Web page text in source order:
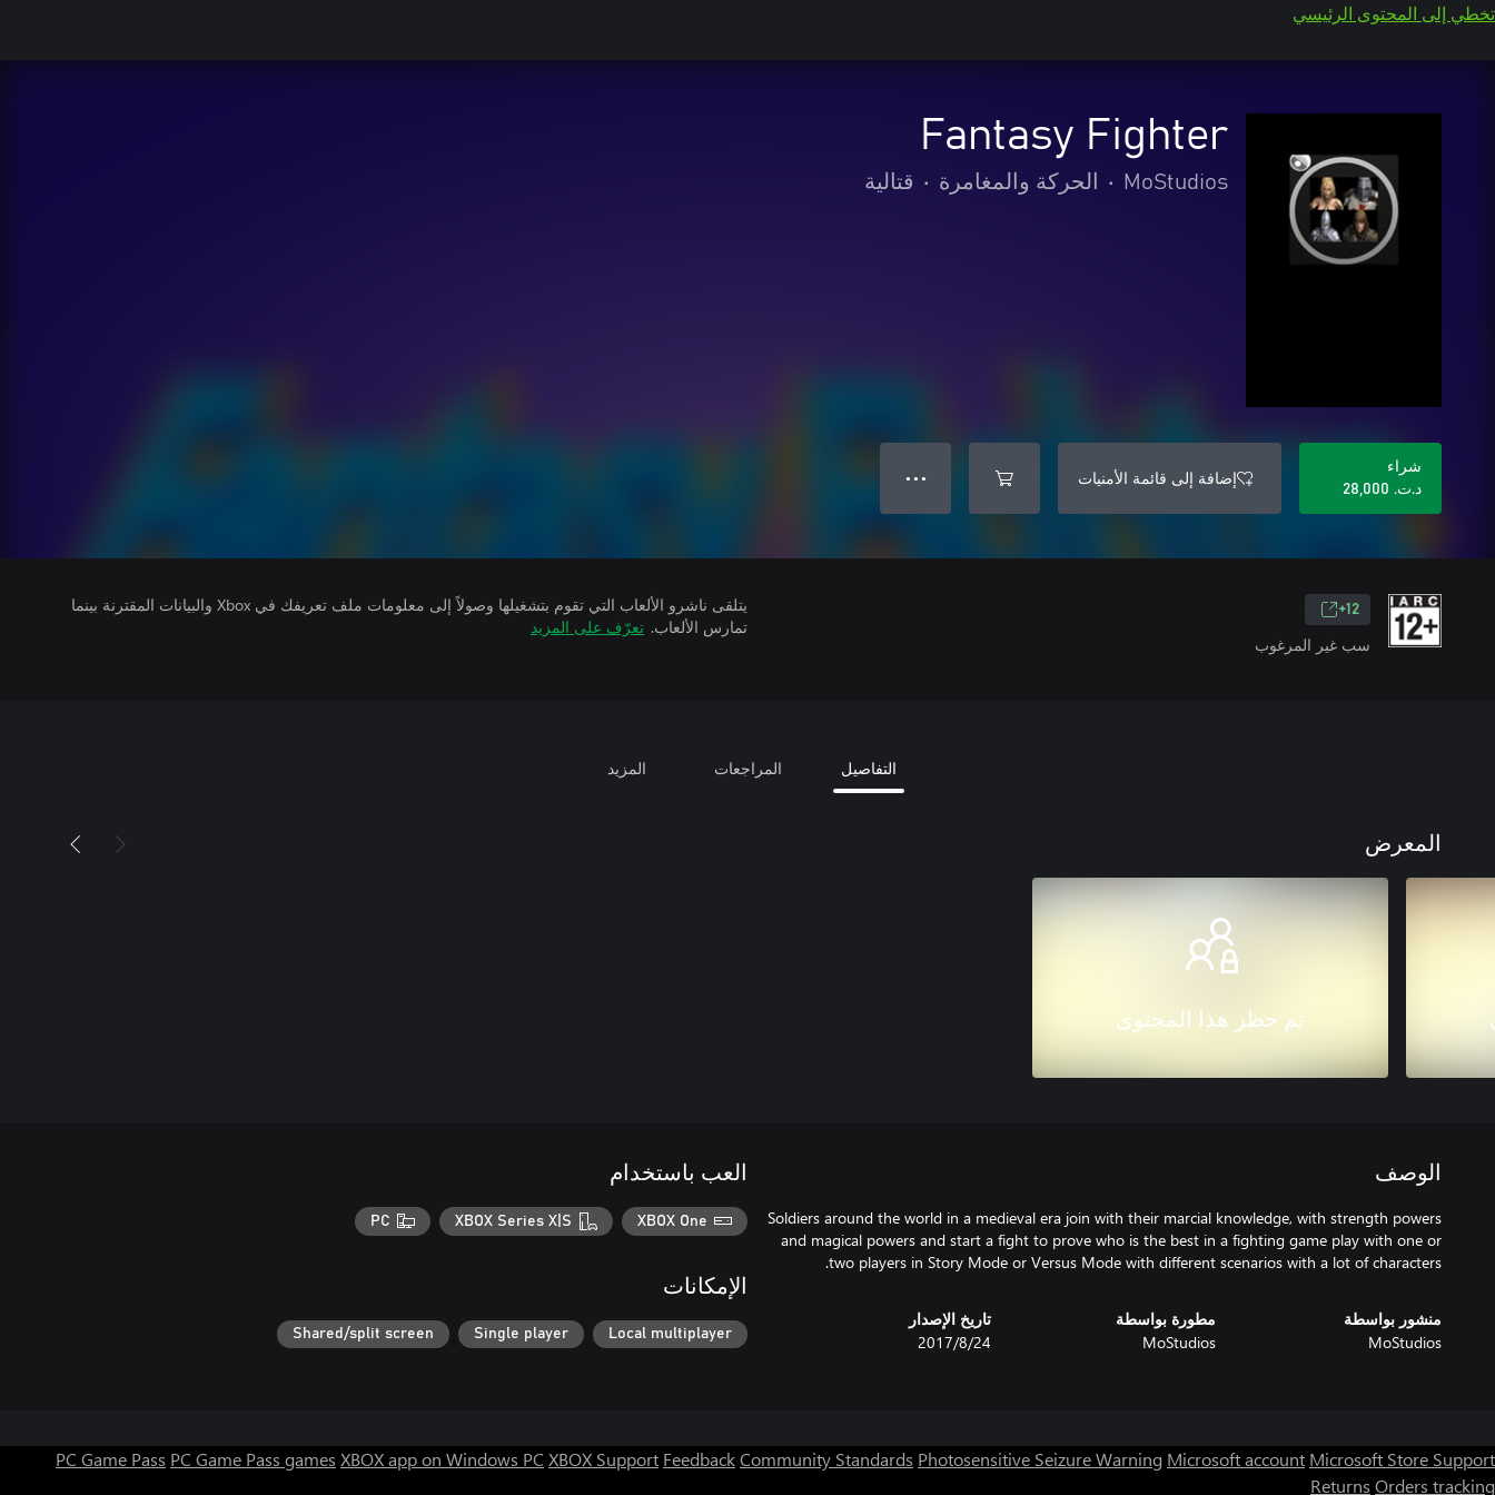
تخطي إلى المحتوى الرئيسي
Fantasy Fighter
MoStudios
• الحركة والمغامرة • قتالية
شراء
د.ت.‏ 28,000
إضافة إلى قائمة الأمنيات ● ● ●
12+
سب غير المرغوب
يتلقى ناشرو الألعاب التي تقوم بتشغيلها وصولاً إلى معلومات ملف تعريفك في Xbox والبيانات المقترنة بينما
تمارس الألعاب. تعرّف على المزيد
التفاصيل المراجعات المزيد
المعرض
تم حظر هذا المحتوى
الوصف
Soldiers around the world in a medieval era join with their marcial knowledge, with strength powers
and magical powers and start a fight to prove who is the best in a fighting game play with one or
two players in Story Mode or Versus Mode with different scenarios with a lot of characters.
منشور بواسطة
MoStudios
مطورة بواسطة
MoStudios
تاريخ الإصدار
24‏/8‏/2017
العب باستخدام
XBOX One
XBOX Series X|S
PC
الإمكانات
Local multiplayer
Single player
Shared/split screen
PC Game Pass PC Game Pass games XBOX app on Windows PC XBOX Support FeedbackCommunity Standards Photosensitive Seizure Warning Microsoft account Microsoft Store Support
Returns Orders tracking